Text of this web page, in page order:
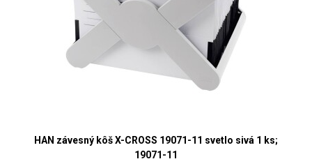
HAN závesný kôš X-CROSS 19071-11 svetlo sivá 1 ks;
19071-11